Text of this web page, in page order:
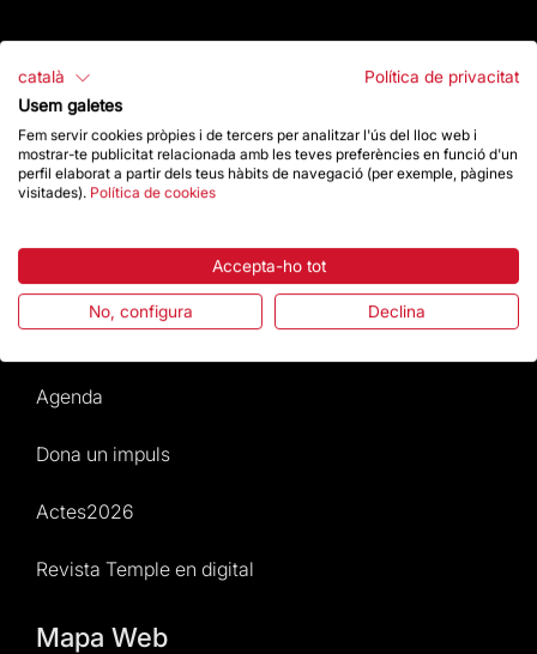
Destacats
La Fundació
Preguntes freqüents
Normativa i condicions de compra
Notícies i Actualitat
Agenda
Dona un impuls
Actes2026
Revista Temple en digital
Mapa Web
català
Política de privacitat
Usem galetes
Fem servir cookies pròpies i de tercers per analitzar l'ús del lloc web i
mostrar-te publicitat relacionada amb les teves preferències en funció d'un
perfil elaborat a partir dels teus hàbits de navegació (per exemple, pàgines
visitades). Política de cookies
Accepta-ho tot
No, configura Declina